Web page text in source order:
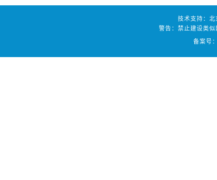
技术支持：
警告：禁止建设类
备案号